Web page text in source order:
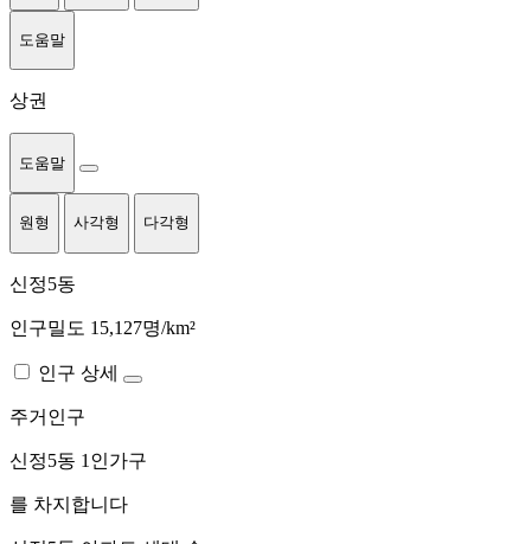
도움말
상권
도움말
원형 사각형 다각형
신정5동
인구밀도 15,127명/km²
인구 상세
주거인구
신정5동 1인가구
를 차지합니다